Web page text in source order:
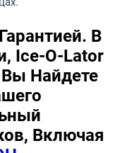
В
Ice-O-Lator
Найдете
Включая